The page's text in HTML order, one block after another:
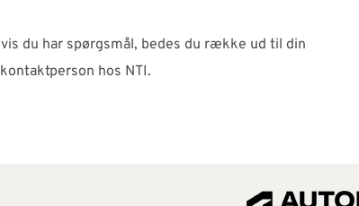
du har spørgsmål, bedes du række ud til din
hos NTI.